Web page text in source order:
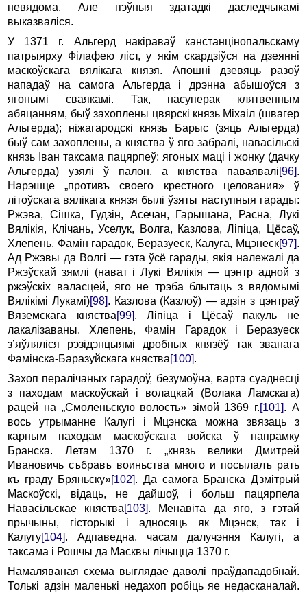
невядома. Але пэўныя здатадкі даследчыкамі
выказваліся.
У 1371 г. Альгерд накіраваў канстанцінопальскаму
патрыярху Філафею ліст, у якім скардзіўся на дзеянні
маскоўскага вялікага князя. Апошні дзевяць разоў
нападаў на самога Альгерда i дрэнна абышоўся з
ягонымі сваякамі. Так, насуперак клятвенным
абяцанням, быў захоплены цвярскі князь Міхаіл (швагер
Альгер­да); ніжагародскі князь Барыс (зяць Альгерда)
быў сам захоплены, а княства ў яго забралі, навасільскі
князь Іван таксама пацярпеў: ягоных маці i жонку (дачку
Альгерда) узялі ў палон, а княства паваявалі[96].
Нарэшце „противъ своего крестного целования» ў
літоўскага вялікага князя былі ўзяты наступныя гарады:
Ржэва, Сішка, Гудзін, Асечан, Гарышана, Расна, Лукі
Вялікія, Клічань, Уселук, Волга, Казлова, Ліпіца, Цёсаў,
Хлепень, Фамін гарадок, Беразуеск, Калуга, Мцэнеск[97].
Ад Ржэвы да Волгі — гэта ўсё гарады, якія належалі да
Ржэўскай зямлі (нават i Лукі Вялікія — цэнтр адной з
ржэўскіх валасцей, яго не трэба блытаць з вядомымі
Вялікімі Лукамі)[98]. Казлова (Казлоў) — адзін з цэнтраў
Вяземскага княства[99]. Ліпіца i Цёсаў пакуль не
лакалізаваны. Хлепень, Фамін Гарадок i Беразуеск
з’яўляліся рэзідэнцыямі дробных князёў так званага
Фамінска-Баразуйскага княства[100].
Захоп пералічаных гарадоў, безумоўна, варта суаднесці
з паходам маскоўскай i волацкай (Волака Ламскага)
рацей на „Смоленьскую волость» зімой 1369 г.[101]. А
вось утрыманне Калугі i Мцэнска можна звязаць з
карным паходам маскоўскага войска ў напрамку
Бранска. Летам 1370 г. „князь велики Дмитрей
Ивановичь събравъ воиньства много и посылалъ рать
къ граду Бряньску»[102]. Да самога Бранска Дзмітрый
Маскоўскі, відаць, не дайшоў, i больш пацярпела
Навасільскае княства[103]. Менавіта да яго, з гэтай
прычыны, гісторыкі i адносяць як Мцэнск, так i
Калугу[104]. Адпаведна, часам далучэння Калугі, a
таксама i Рошчы да Масквы лічыцца 1370 г.
Намаляваная схема выглядае даволі праўдападобнай.
Толькі адзін маленькі недахоп робіць яе недасканалай.